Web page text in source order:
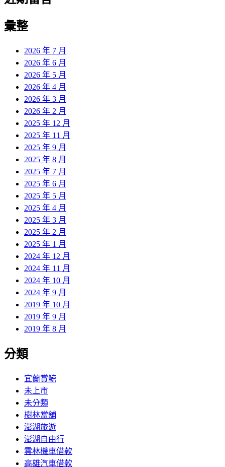
彙整
2026 年 7 月
2026 年 6 月
2026 年 5 月
2026 年 4 月
2026 年 3 月
2026 年 2 月
2025 年 12 月
2025 年 11 月
2025 年 9 月
2025 年 8 月
2025 年 7 月
2025 年 6 月
2025 年 5 月
2025 年 4 月
2025 年 3 月
2025 年 2 月
2025 年 1 月
2024 年 12 月
2024 年 11 月
2024 年 10 月
2024 年 9 月
2019 年 10 月
2019 年 9 月
2019 年 8 月
分類
宜蘭賞鯨
未上市
未分類
樹林當舖
澎湖旅遊
澎湖自由行
雲林機車借款
高雄汽車借款